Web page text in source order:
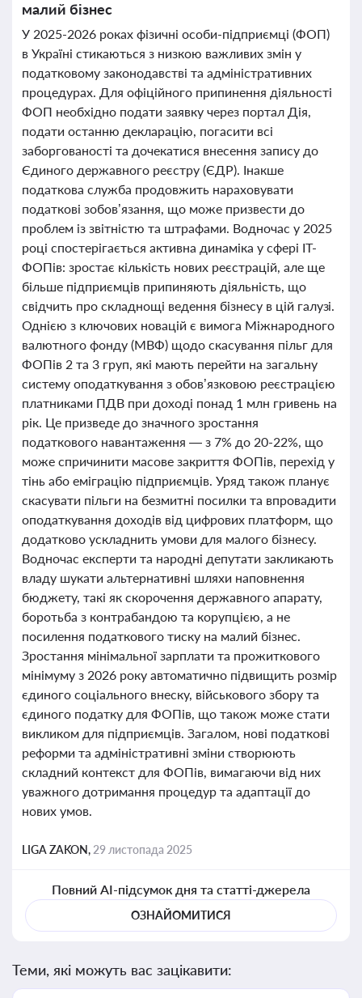
малий бізнес
У 2025-2026 роках фізичні особи-підприємці (ФОП)
в Україні стикаються з низкою важливих змін у
податковому законодавстві та адміністративних
процедурах. Для офіційного припинення діяльності
ФОП необхідно подати заявку через портал Дія,
подати останню декларацію, погасити всі
заборгованості та дочекатися внесення запису до
Єдиного державного реєстру (ЄДР). Інакше
податкова служба продовжить нараховувати
податкові зобов’язання, що може призвести до
проблем із звітністю та штрафами. Водночас у 2025
році спостерігається активна динаміка у сфері ІТ-
ФОПів: зростає кількість нових реєстрацій, але ще
більше підприємців припиняють діяльність, що
свідчить про складнощі ведення бізнесу в цій галузі.
Однією з ключових новацій є вимога Міжнародного
валютного фонду (МВФ) щодо скасування пільг для
ФОПів 2 та 3 груп, які мають перейти на загальну
систему оподаткування з обов’язковою реєстрацією
платниками ПДВ при доході понад 1 млн гривень на
рік. Це призведе до значного зростання
податкового навантаження — з 7% до 20-22%, що
може спричинити масове закриття ФОПів, перехід у
тінь або еміграцію підприємців. Уряд також планує
скасувати пільги на безмитні посилки та впровадити
оподаткування доходів від цифрових платформ, що
додатково ускладнить умови для малого бізнесу.
Водночас експерти та народні депутати закликають
владу шукати альтернативні шляхи наповнення
бюджету, такі як скорочення державного апарату,
боротьба з контрабандою та корупцією, а не
посилення податкового тиску на малий бізнес.
Зростання мінімальної зарплати та прожиткового
мінімуму з 2026 року автоматично підвищить розмір
єдиного соціального внеску, військового збору та
єдиного податку для ФОПів, що також може стати
викликом для підприємців. Загалом, нові податкові
реформи та адміністративні зміни створюють
складний контекст для ФОПів, вимагаючи від них
уважного дотримання процедур та адаптації до
нових умов.
LIGA ZAKON, 29 листопада 2025
Повний AI-підсумок дня та статті-джерела
ОЗНАЙОМИТИСЯ
Теми, які можуть вас зацікавити: